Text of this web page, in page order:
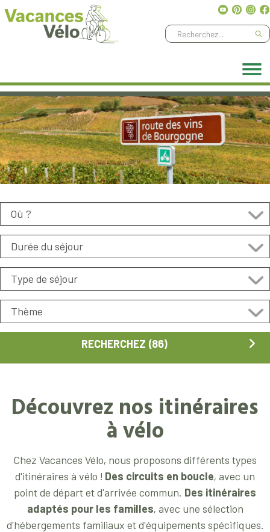
Ne manquez aucune aventure, abonnez-vous à notrenewsletter!
Découvrez nos itinéraires
à vélo
Chez Vacances Vélo, nous proposons différents types
d'itinéraires à vélo ! Des circuits en boucle, avec un
point de départ et d'arrivée commun. Des itinéraires
adaptés pour les familles, avec une sélection
d'hébergements familiaux et d'équipements spécifiques.